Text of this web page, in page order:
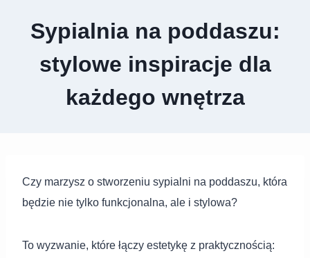
Sypialnia na poddaszu:
stylowe inspiracje dla
każdego wnętrza
Czy marzysz o stworzeniu sypialni na poddaszu, która
będzie nie tylko funkcjonalna, ale i stylowa?
To wyzwanie, które łączy estetykę z praktycznością: